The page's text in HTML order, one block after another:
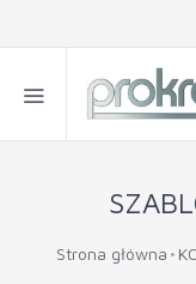
Strona główna